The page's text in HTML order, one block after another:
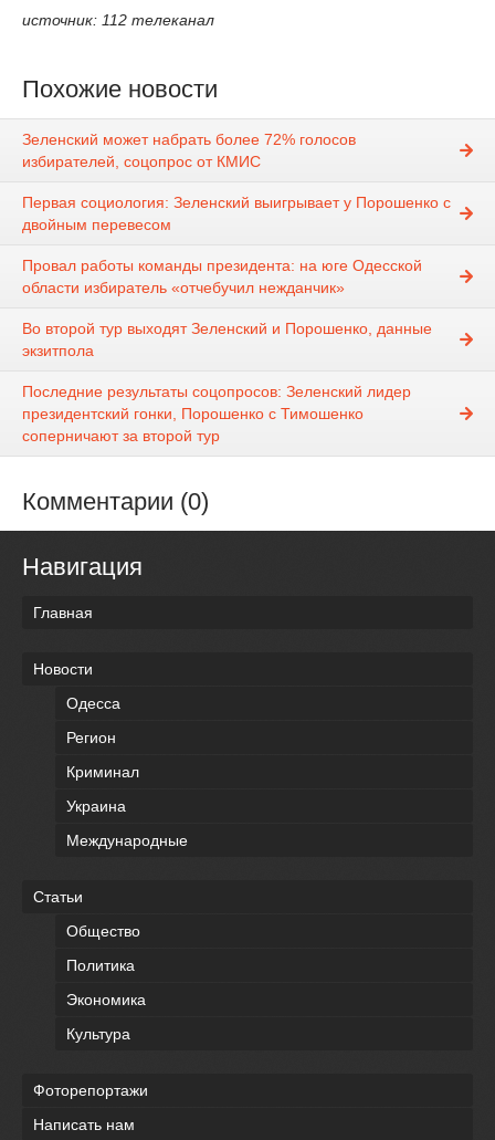
источник: 112 телеканал
Похожие новости
Зеленский может набрать более 72% голосов
избирателей, соцопрос от КМИС
Первая социология: Зеленский выигрывает у Порошенко с
двойным перевесом
Провал работы команды президента: на юге Одесской
области избиратель «отчебучил нежданчик»
Во второй тур выходят Зеленский и Порошенко, данные
экзитпола
Последние результаты соцопросов: Зеленский лидер
президентский гонки, Порошенко с Тимошенко
соперничают за второй тур
Комментарии (0)
Навигация
Главная
Новости
Одесса
Регион
Криминал
Украина
Международные
Статьи
Общество
Политика
Экономика
Культура
Фоторепортажи
Написать нам